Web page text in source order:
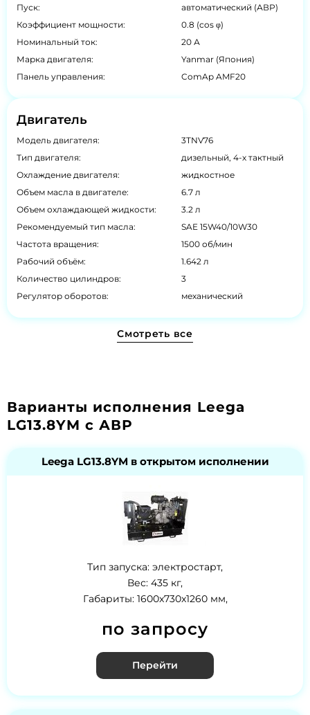
Пуск:
автоматический (АВР)
Коэффициент мощности:
0.8 (cos φ)
Номинальный ток:
20 А
Марка двигателя:
Yanmar (Япония)
Панель управления:
ComAp AMF20
Двигатель
Модель двигателя:
3TNV76
Тип двигателя:
дизельный, 4-х тактный
Охлаждение двигателя:
жидкостное
Объем масла в двигателе:
6.7 л
Объем охлаждающей жидкости:
3.2 л
Рекомендуемый тип масла:
SAE 15W40/10W30
Частота вращения:
1500 об/мин
Рабочий объём:
1.642 л
Количество цилиндров:
3
Регулятор оборотов:
механический
Смотреть все
Варианты исполнения Leega
LG13.8YM с АВР
Leega LG13.8YM в открытом исполнении
Тип запуска: электростарт,
Вес: 435 кг,
Габариты: 1600x730x1260 мм,
по запросу
Перейти